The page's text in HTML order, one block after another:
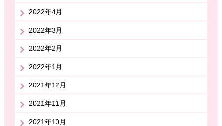
2022年4月
2022年3月
2022年2月
2022年1月
2021年12月
2021年11月
2021年10月